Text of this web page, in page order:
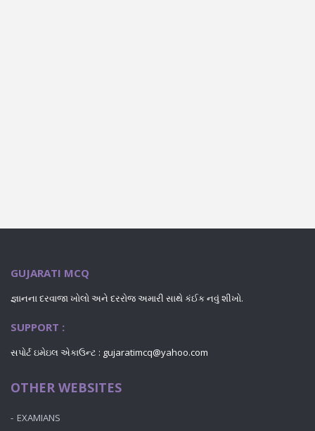
GUJARATI MCQ
જ્ઞાનના દરવાજા ખોલો અને દરરોજ અમારી સાથે કંઈક નવું શીખો.
SUPPORT :
સપોર્ટ ઇમેઇલ એકાઉન્ટ : gujaratimcq@yahoo.com
OTHER WEBSITES
EXAMIANS